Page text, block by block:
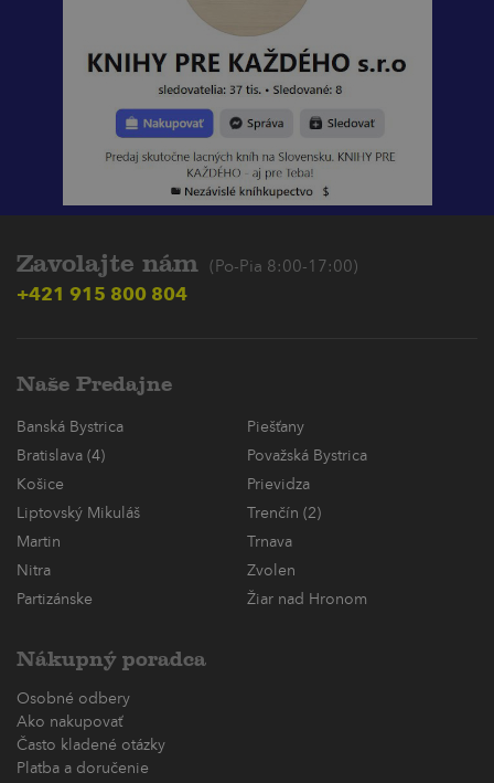
Zavolajte nám (Po-Pia 8:00-17:00)
+421 915 800 804
Naše Predajne
Banská Bystrica
Piešťany
Bratislava (4)
Považská Bystrica
Košice
Prievidza
Liptovský Mikuláš
Trenčín (2)
Martin
Trnava
Nitra
Zvolen
Partizánske
Žiar nad Hronom
Nákupný poradca
Osobné odbery
Ako nakupovať
Často kladené otázky
Platba a doručenie